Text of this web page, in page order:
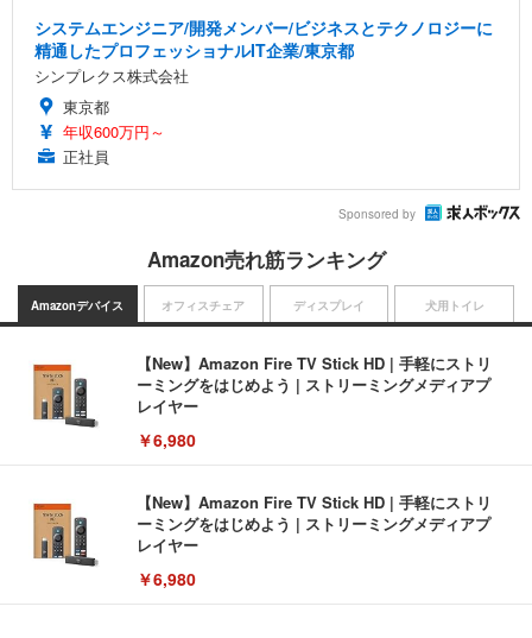
システムエンジニア/開発メンバー/ビジネスとテクノロジーに
精通したプロフェッショナルIT企業/東京都
シンプレクス株式会社
東京都
年収600万円～
正社員
Sponsored by
Amazon売れ筋ランキング
Amazonデバイス
【New】Amazon Fire TV Stick HD | 手軽にストリ
ーミングをはじめよう | ストリーミングメディアプ
レイヤー
￥6,980
【New】Amazon Fire TV Stick HD | 手軽にストリ
ーミングをはじめよう | ストリーミングメディアプ
レイヤー
￥6,980
オフィスチェア ディスプレイ 犬用トイレ